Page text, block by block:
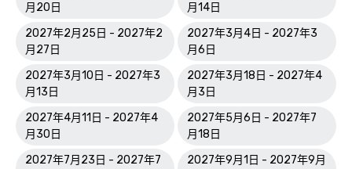
月20日
月14日
2027年2月25日 - 2027年2
月27日
2027年3月4日 - 2027年3
月6日
2027年3月10日 - 2027年3
月13日
2027年3月18日 - 2027年4
月3日
2027年4月11日 - 2027年4
月30日
2027年5月6日 - 2027年7
月18日
2027年7月23日 - 2027年7
2027年9月1日 - 2027年9月